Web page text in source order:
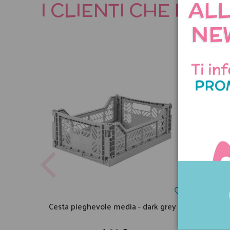
I CLIENTI CHE
Cesta pieghevole media - dark grey